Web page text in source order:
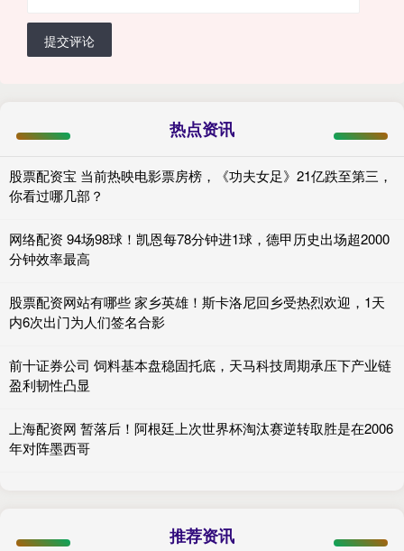
提交评论
热点资讯
股票配资宝 当前热映电影票房榜，《功夫女足》21亿跌至第三，
你看过哪几部？
网络配资 94场98球！凯恩每78分钟进1球，德甲历史出场超2000
分钟效率最高
股票配资网站有哪些 家乡英雄！斯卡洛尼回乡受热烈欢迎，1天
内6次出门为人们签名合影
前十证券公司 饲料基本盘稳固托底，天马科技周期承压下产业链
盈利韧性凸显
上海配资网 暂落后！阿根廷上次世界杯淘汰赛逆转取胜是在2006
年对阵墨西哥
推荐资讯